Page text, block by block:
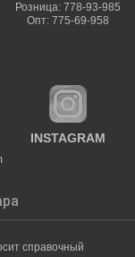
Розница: 778-93-985
Опт: 775-69-958
INSTAGRAM
справочный